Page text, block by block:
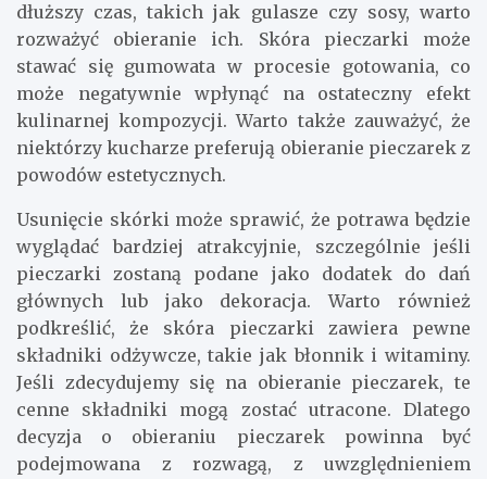
dłuższy czas, takich jak gulasze czy sosy, warto
rozważyć obieranie ich. Skóra pieczarki może
stawać się gumowata w procesie gotowania, co
może negatywnie wpłynąć na ostateczny efekt
kulinarnej kompozycji. Warto także zauważyć, że
niektórzy kucharze preferują obieranie pieczarek z
powodów estetycznych.
Usunięcie skórki może sprawić, że potrawa będzie
wyglądać bardziej atrakcyjnie, szczególnie jeśli
pieczarki zostaną podane jako dodatek do dań
głównych lub jako dekoracja. Warto również
podkreślić, że skóra pieczarki zawiera pewne
składniki odżywcze, takie jak błonnik i witaminy.
Jeśli zdecydujemy się na obieranie pieczarek, te
cenne składniki mogą zostać utracone. Dlatego
decyzja o obieraniu pieczarek powinna być
podejmowana z rozwagą, z uwzględnieniem